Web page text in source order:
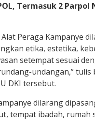
Termasuk 2 Parpol
Peraga Kampanye
etika, estetika,
setempat sesuai
undangan,” tulis
DKI tersebut.
dilarang
tempat ibadah, rumah